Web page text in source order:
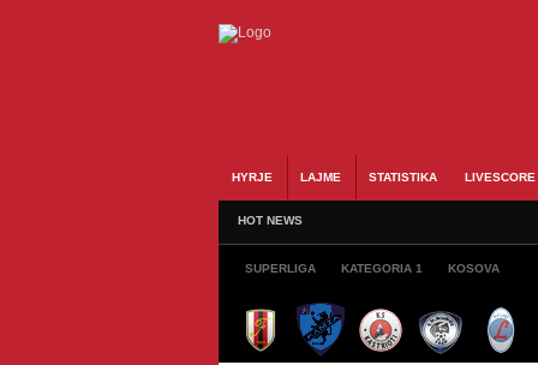
HYRJE LAJME STATISTIKA LIVESCORE
HOT NEWS
SUPERLIGA KATEGORIA 1 KOSOVA